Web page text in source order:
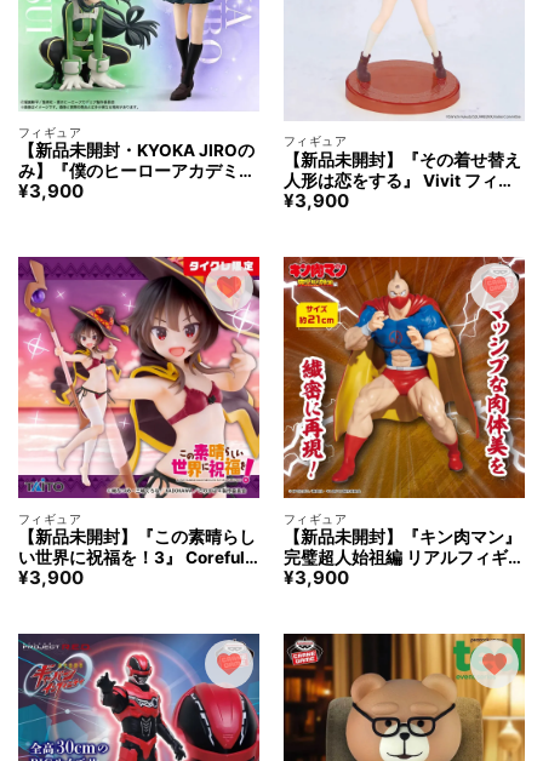
フィギュア
【新品未開封・KYOKA JIROの
み】『僕のヒーローアカデミ
ア』 GLITTER&GLAMOURS -T
ギュア
¥3,900
フィギュア
【新品未開封】『その着せ替え
人形は恋をする』 Vivit フィギ
ュア 喜多川海夢 探偵Ver. Gree
¥3,900
フィギュア
【新品未開封】『この素晴らし
い世界に祝福を！3』 Coreful
フィギュア めぐみん ～水着ver.
¥3,900
フィギュア
【新品未開封】『キン肉マン』
完璧超人始祖編 リアルフィギュ
ア -キン肉マン 戦闘服ver.- フ
¥3,900